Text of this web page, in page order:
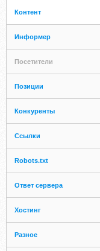
Контент
Информер
Посетители
Позиции
Конкуренты
Ссылки
Robots.txt
Ответ сервера
Хостинг
Разное